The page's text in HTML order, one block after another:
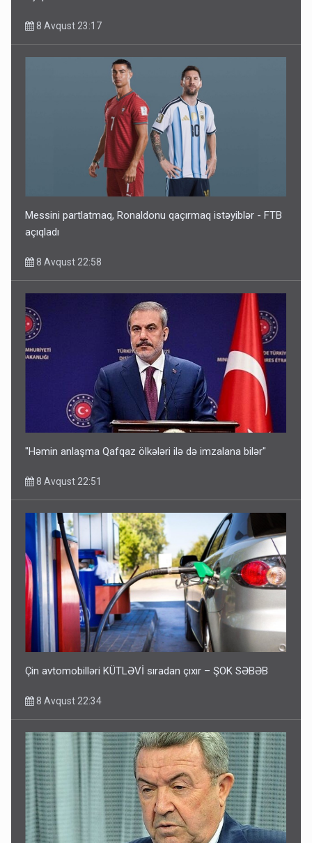
8 Avqust 23:17
Messini partlatmaq, Ronaldonu qaçırmaq istəyiblər - FTB
açıqladı
8 Avqust 22:58
"Həmin anlaşma Qafqaz ölkələri ilə də imzalana bilər"
8 Avqust 22:51
Çin avtomobilləri KÜTLƏVİ sıradan çıxır – ŞOK SƏBƏB
8 Avqust 22:34